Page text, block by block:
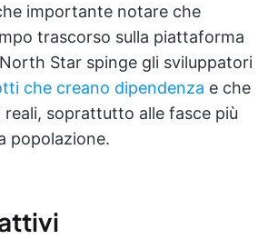
importante notare che
trascorso sulla piattaforma
Star spinge gli sviluppatori
che creano dipendenza e che
reali, soprattutto alle fasce più
popolazione.